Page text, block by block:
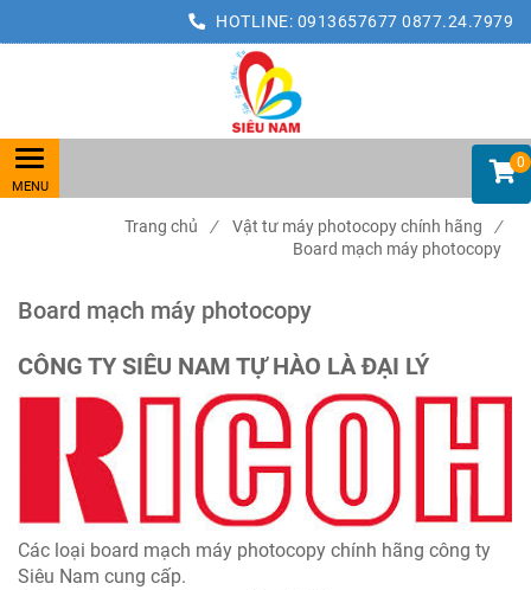
HOTLINE: 0913657677 0877.24.7979
0
Trang chủ / Vật tư máy photocopy chính hãng
/
Board mạch máy photocopy
Board mạch máy photocopy
CÔNG TY SIÊU NAM TỰ HÀO LÀ ĐẠI LÝ
Các loại board mạch máy photocopy chính hãng công ty
Siêu Nam cung cấp.